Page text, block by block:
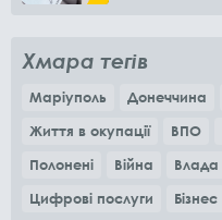
Хмара тегів
Маріуполь Донеччина
Життя в окупації
ВПО
Полонені
Війна Влада
Цифрові послуги
Бізнес